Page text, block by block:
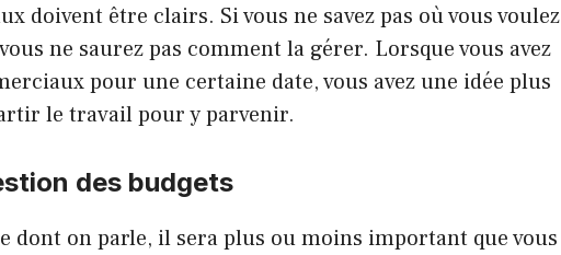
doivent être clairs. Si vous ne savez pas où vous voulez
ne saurez pas comment la gérer. Lorsque vous avez
pour une certaine date, vous avez une idée plus
le travail pour y parvenir.
des budgets
dont on parle, il sera plus ou moins important que vous